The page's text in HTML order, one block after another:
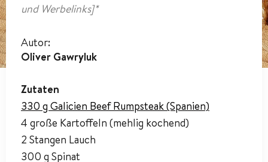
und Werbelinks]*
Autor:
Oliver Gawryluk
Zutaten
330 g Galicien Beef Rumpsteak (Spanien)
4 große Kartoffeln (mehlig kochend)
2 Stangen Lauch
300 g Spinat